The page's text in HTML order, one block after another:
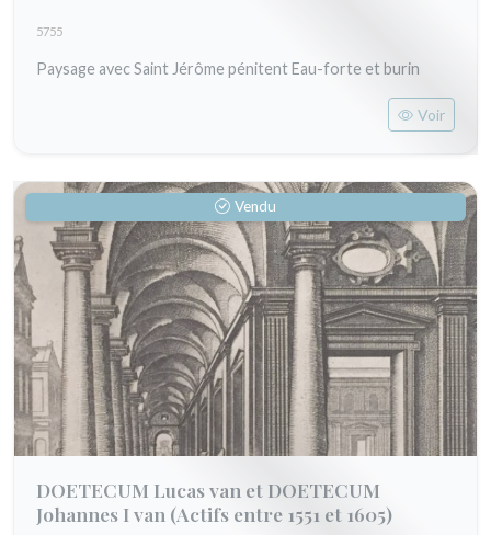
5755
Paysage avec Saint Jérôme pénitent Eau-forte et burin
Voir
Vendu
DOETECUM Lucas van et DOETECUM
Johannes I van (Actifs entre 1551 et 1605)